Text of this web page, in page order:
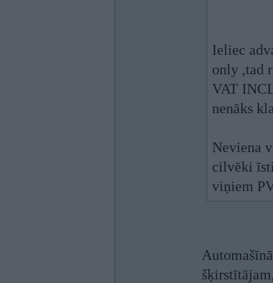
Ieliec
only ,tad
VAT
nenāks
Neviena
cilvēki
viņiem